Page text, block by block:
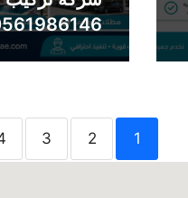
1
2
3